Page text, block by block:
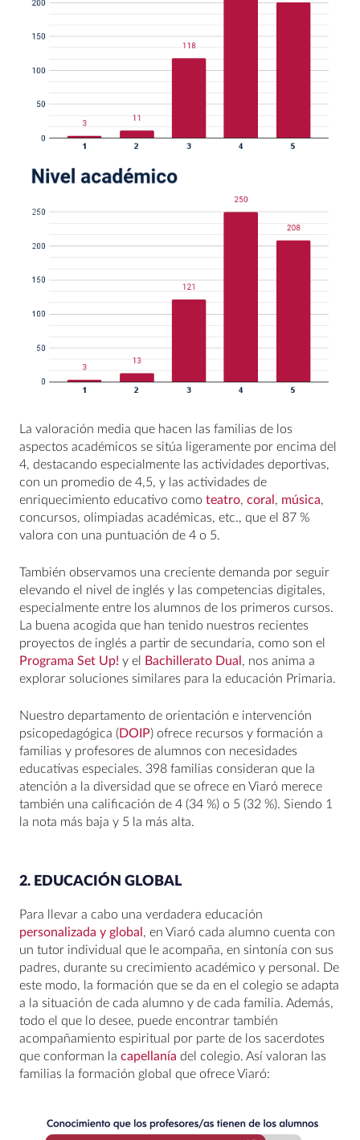
La valoración media que hacen las familias de los
aspectos académicos se sitúa ligeramente por encima del
4, destacando especialmente las actividades deportivas,
con un promedio de 4,5, y las actividades de
enriquecimiento educativo como teatro, coral , música,
concursos, olimpiadas académicas, etc., que el 87 %
valora con una puntuación de 4 o 5.
También observamos una creciente demanda por seguir
elevando el nivel de inglés y las competencias digitales,
especialmente entre los alumnos de los primeros cursos.
La buena acogida que han tenido nuestros recientes
proyectos de inglés a partir de secundaria, como son el
Programa Set Up! y el Bachillerato Dual , nos anima a
explorar soluciones similares para la educación Primaria.
Nuestro departamento de orientación e intervención
psicopedagógica ( DOIP) ofrece recursos y formación a
familias y profesores de alumnos con necesidades
educativas especiales. 398 familias consideran que la
atención a la diversidad que se ofrece en Viaró merece
también una calificación de 4 (34 %) o 5 (32 %). Siendo 1
la nota más baja y 5 la más alta.
2. EDUCACIÓN GLOBAL
Para llevar a cabo una verdadera educación
personalizada y global , en Viaró cada alumno cuenta con
un tutor individual que le acompaña, en sintonía con sus
padres, durante su crecimiento académico y personal. De
este modo, la formación que se da en el colegio se adapta
a la situación de cada alumno y de cada familia. Además,
todo el que lo desee, puede encontrar también
acompañamiento espiritual por parte de los sacerdotes
que conforman la capellanía del colegio. Así valoran las
familias la formación global que ofrece Viaró: